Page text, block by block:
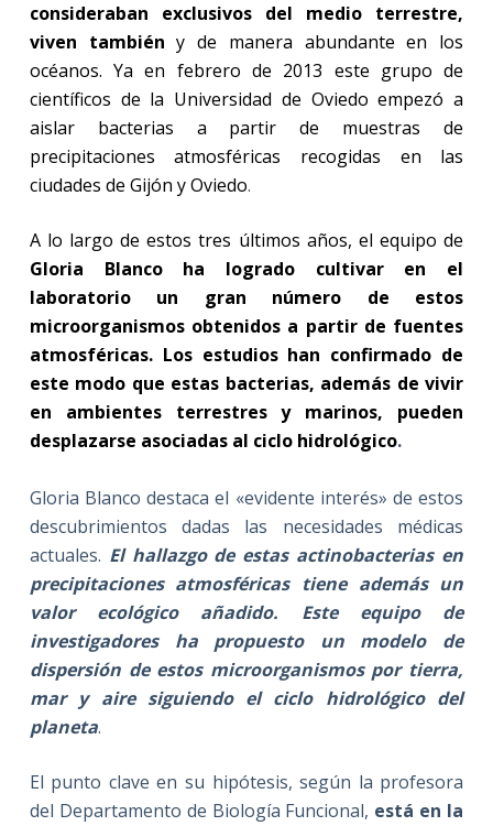
consideraban exclusivos del medio terrestre,
viven también y de manera abundante en los
océanos. Ya en febrero de 2013 este grupo de
científicos de la Universidad de Oviedo empezó a
aislar bacterias a partir de muestras de
precipitaciones atmosféricas recogidas en las
ciudades de Gijón y Oviedo.
A lo largo de estos tres últimos años, el equipo de
Gloria Blanco ha logrado cultivar en el
laboratorio un gran número de estos
microorganismos obtenidos a partir de fuentes
atmosféricas. Los estudios han confirmado de
este modo que estas bacterias, además de vivir
en ambientes terrestres y marinos, pueden
desplazarse asociadas al ciclo hidrológico.
Gloria Blanco destaca el «evidente interés» de estos
descubrimientos dadas las necesidades médicas
actuales. El hallazgo de estas actinobacterias en
precipitaciones atmosféricas tiene además un
valor ecológico añadido. Este equipo de
investigadores ha propuesto un modelo de
dispersión de estos microorganismos por tierra,
mar y aire siguiendo el ciclo hidrológico del
planeta.
El punto clave en su hipótesis, según la profesora
del Departamento de Biología Funcional, está en la